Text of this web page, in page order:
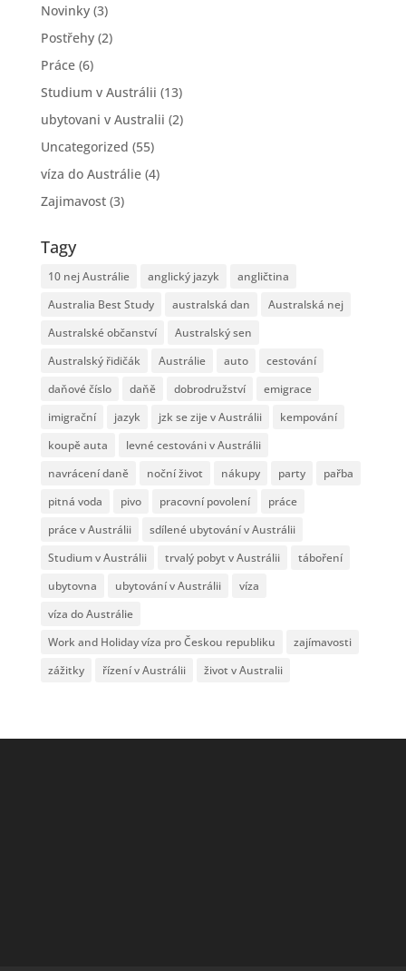
Novinky(3)
Postřehy(2)
Práce(6)
Studium v Austrálii (13)
ubytovani v Australii (2)
Uncategorized (55)
víza do Austrálie(4)
Zajimavost(3)
Tagy
10 nej Austrálie anglický jazyk
angličtina
Australia Best Study
australská dan
Australská nej
Australské občanství
Australský sen
Australský řidičák
Austrálie auto
cestování
daňové číslo
daňě dobrodružství
emigrace
imigrační
jazyk jzk se zije v Austrálii
kempování
koupě auta
levné cestováni v Austrálii
navrácení daně
noční život nákupy party
pařba
pitná voda
pivo pracovní povolení
práce
práce v Austrálii
sdílené ubytování v Austrálii
Studium v Austrálii
trvalý pobyt v Austrálii
táboření
ubytovna
ubytování v Austrálii
víza
víza do Austrálie
Work and Holiday víza pro Českou republiku
zajímavosti
zážitky
řízení v Austrálii život v Australii